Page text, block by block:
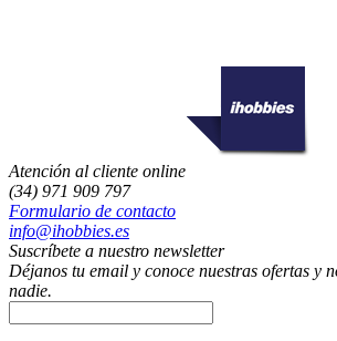
Atención al cliente online
(34) 971 909 797
Formulario de contacto
info@ihobbies.es
Suscríbete a nuestro newsletter
Déjanos tu email y conoce nuestras ofertas y
nadie.